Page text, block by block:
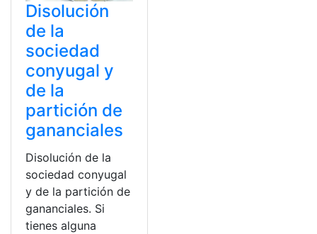
Disolución
de la
sociedad
conyugal y
de la
partición de
gananciales
Disolución de la
sociedad conyugal
y de la partición de
gananciales. Si
tienes alguna